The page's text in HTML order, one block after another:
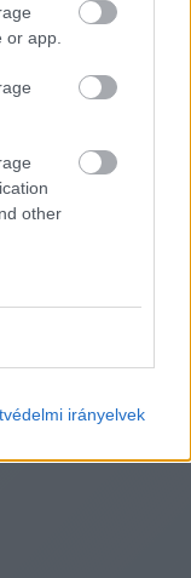
app.
other
irányelvek
melléklettel
az
is
független
a főszerep, a
Kecskemét